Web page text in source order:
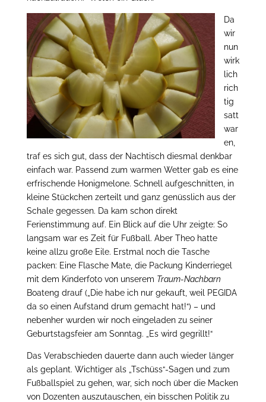
Da
wir
nun
wirk
lich
rich
tig
satt
war
en,
traf es sich gut, dass der Nachtisch diesmal denkbar
einfach war. Passend zum warmen Wetter gab es eine
erfrischende Honigmelone. Schnell aufgeschnitten, in
kleine Stückchen zerteilt und ganz genüsslich aus der
Schale gegessen. Da kam schon direkt
Ferienstimmung auf. Ein Blick auf die Uhr zeigte: So
langsam war es Zeit für Fußball. Aber Theo hatte
keine allzu große Eile. Erstmal noch die Tasche
packen: Eine Flasche Mate, die Packung Kinderriegel
mit dem Kinderfoto von unserem Traum-Nachbarn
Boateng drauf („Die habe ich nur gekauft, weil PEGIDA
da so einen Aufstand drum gemacht hat!“) – und
nebenher wurden wir noch eingeladen zu seiner
Geburtstagsfeier am Sonntag. „Es wird gegrillt!“
Das Verabschieden dauerte dann auch wieder länger
als geplant. Wichtiger als „Tschüss“-Sagen und zum
Fußballspiel zu gehen, war, sich noch über die Macken
von Dozenten auszutauschen, ein bisschen Politik zu